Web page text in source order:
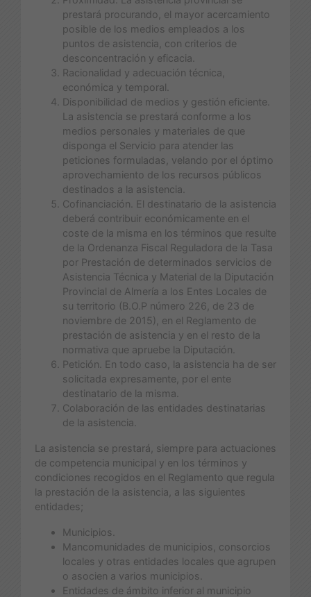
prestará procurando, el mayor acercamiento
posible de los medios empleados a los
puntos de asistencia, con criterios de
desconcentración y eficacia.
Racionalidad y adecuación técnica,
económica y temporal.
Disponibilidad de medios y gestión eficiente.
La asistencia se prestará conforme a los
medios personales y materiales de que
disponga el Servicio para atender las
peticiones formuladas, velando por el óptimo
aprovechamiento de los recursos públicos
destinados a la asistencia.
Cofinanciación. El destinatario de la asistencia
deberá contribuir económicamente en el
coste de la misma en los términos que resulte
de la Ordenanza Fiscal Reguladora de la Tasa
por Prestación de determinados servicios de
Asistencia Técnica y Material de la Diputación
Provincial de Almería a los Entes Locales de
su territorio (B.O.P número 226, de 23 de
noviembre de 2015), en el Reglamento de
prestación de asistencia y en el resto de la
normativa que apruebe la Diputación.
Petición. En todo caso, la asistencia ha de ser
solicitada expresamente, por el ente
destinatario de la misma.
Colaboración de las entidades destinatarias
de la asistencia.
La asistencia se prestará, siempre para actuaciones
de competencia municipal y en los términos y
condiciones recogidos en el Reglamento que regula
la prestación de la asistencia, a las siguientes
entidades;
Municipios.
Mancomunidades de municipios, consorcios
locales y otras entidades locales que agrupen
o asocien a varios municipios.
Entidades de ámbito inferior al municipio